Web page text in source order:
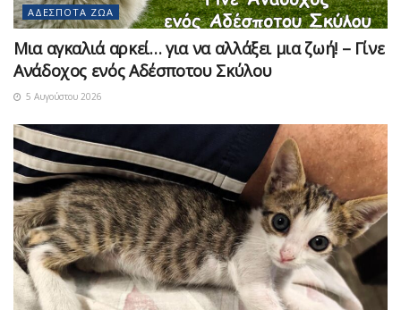
ΑΔΈΣΠΟΤΑ ΖΏΑ
Μια αγκαλιά αρκεί… για να αλλάξει μια ζωή! – Γίνε
Ανάδοχος ενός Αδέσποτου Σκύλου
5 Αυγούστου 2026